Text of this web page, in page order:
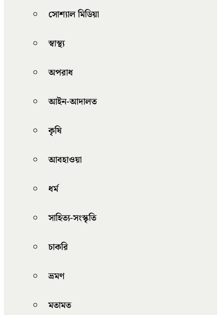
সোশ্যাল মিডিয়া
স্বাস্থ্য
অপরাধ
আইন-আদালত
কৃষি
আবহাওয়া
ধর্ম
সাহিত্য-সংস্কৃতি
চাকরি
ভ্রমণ
মতামত